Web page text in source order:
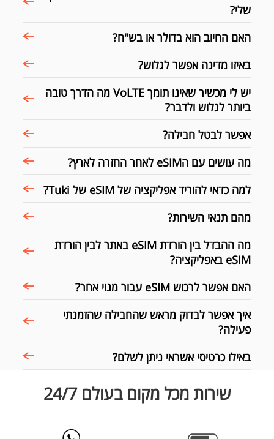
שלי?
האם החיוב הוא בדולר או בש"ח?
באיזו מדינה אפשר לגלוש?
יש לי מכשיר שאינו תומך VoLTE מה הדרך טובה
ביותר לגלוש ולדבר?
אפשר לבטל חבילה?
מה עושים עם הeSIM לאחר החזרה לארץ?
למה כדאי להוריד אפליקציה של eSIM של Tuki?
מהם תנאי השירות?
מה ההבדל בין הורדת eSIM באתר לבין הורדת
eSIM באפליקציה?
האם אפשר לרכוש eSIM עבור מנוי אחר?
איך אפשר לבדוק מראש שהחבילה שהזמנתי
פעילה?
באילו כרטיסי אשראי ניתן לשלם?
שירות מכל מקום בעולם 24/7